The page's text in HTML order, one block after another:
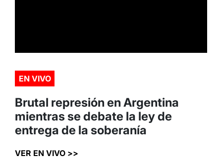
EN VIVO
Brutal represión en Argentina
mientras se debate la ley de
entrega de la soberanía
VER EN VIVO >>